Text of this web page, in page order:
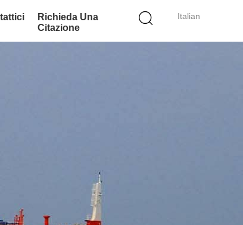
Italian
Richieda Una
Citazione